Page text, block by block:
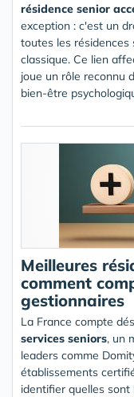
résidence senior
exception : c'est un
toutes les
classique. Ce lien
joue un rôle reconnu
bien-être
Meilleures
comment
gestionnaires
La France compte
services seniors, un
leaders comme
établissements
identifier quelles sont